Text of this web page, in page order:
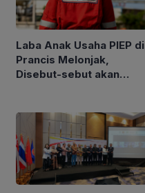
Laba Anak Usaha PIEP di
Prancis Melonjak,
Disebut-sebut akan